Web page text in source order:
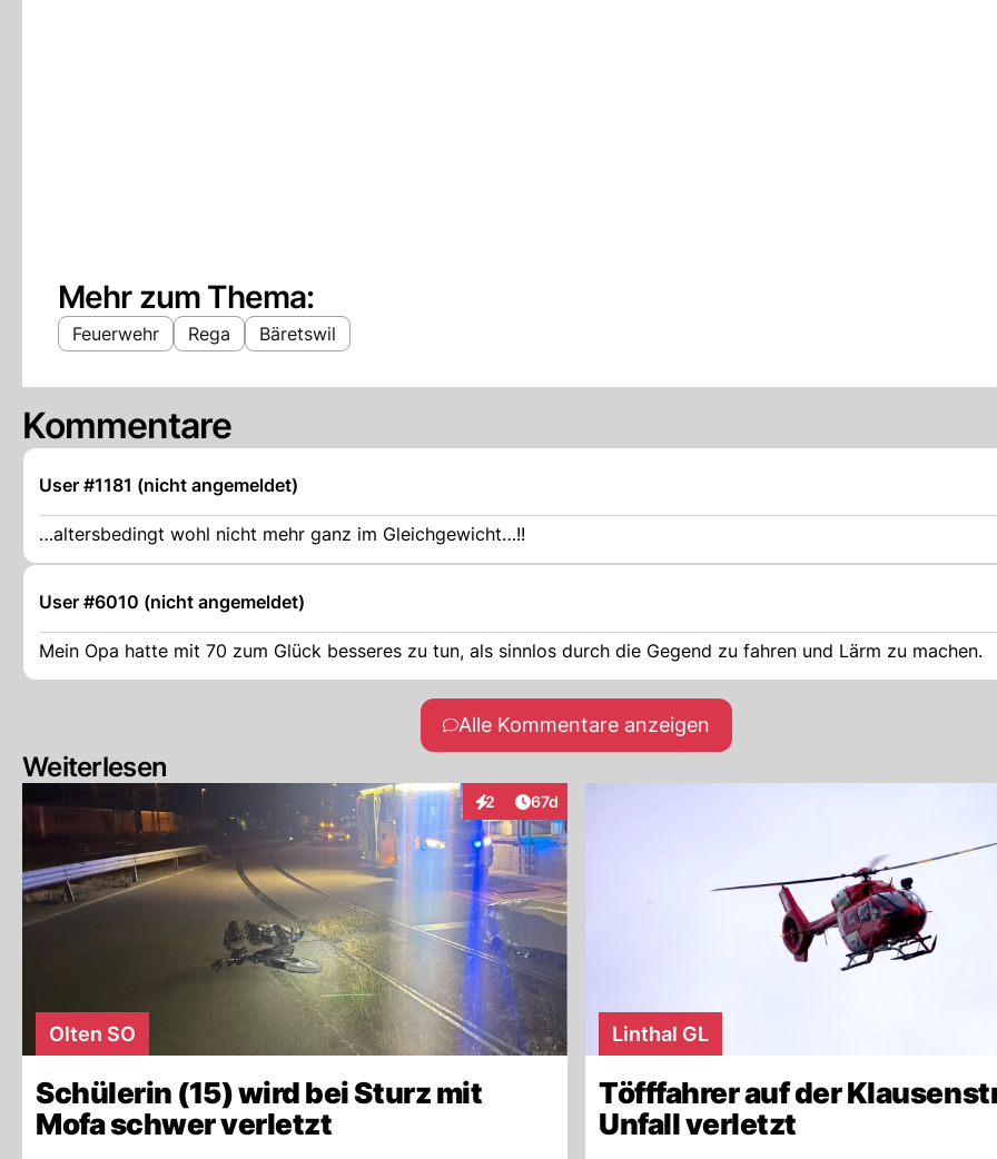
Mehr zum Thema:
Feuerwehr Rega Bäretswil
Kommentare
User #1181 (nicht angemeldet)
…altersbedingt wohl nicht mehr ganz im Gleichgewicht…!!
User #6010 (nicht angemeldet)
Mein Opa hatte mit 70 zum Glück besseres zu tun, als sinnlos durch die Gegend zu fahren und Lärm zu machen.
Alle Kommentare anzeigen
Weiterlesen
2
InteraktionenArtikel veröffentlicht:
67d
Olten SO
Schülerin (15) wird bei Sturz mit
Mofa schwer verletzt
Linthal GL
Töfffahrer auf der
Unfall verletzt